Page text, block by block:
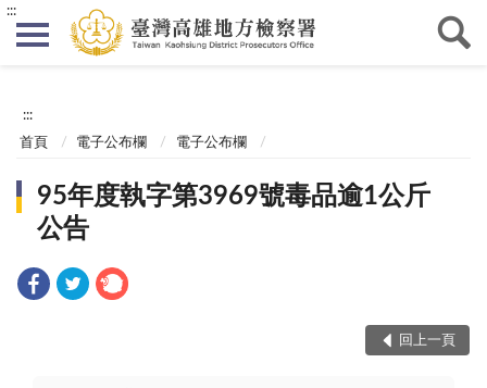
:::
:::
首頁 電子公布欄 電子公布欄
95年度執字第3969號毒品逾1公斤
公告
回上一頁